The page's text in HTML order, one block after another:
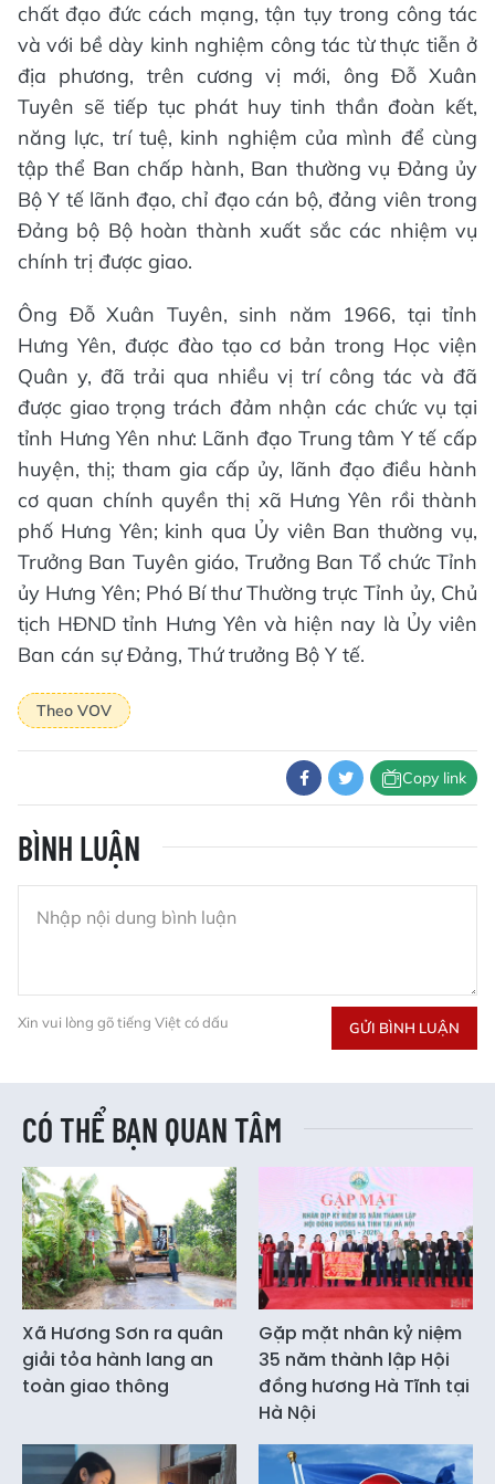
chất đạo đức cách mạng, tận tụy trong công tác
và với bề dày kinh nghiệm công tác từ thực tiễn ở
địa phương, trên cương vị mới, ông Đỗ Xuân
Tuyên sẽ tiếp tục phát huy tinh thần đoàn kết,
năng lực, trí tuệ, kinh nghiệm của mình để cùng
tập thể Ban chấp hành, Ban thường vụ Đảng ủy
Bộ Y tế lãnh đạo, chỉ đạo cán bộ, đảng viên trong
Đảng bộ Bộ hoàn thành xuất sắc các nhiệm vụ
chính trị được giao.
Ông Đỗ Xuân Tuyên, sinh năm 1966, tại tỉnh
Hưng Yên, được đào tạo cơ bản trong Học viện
Quân y, đã trải qua nhiều vị trí công tác và đã
được giao trọng trách đảm nhận các chức vụ tại
tỉnh Hưng Yên như: Lãnh đạo Trung tâm Y tế cấp
huyện, thị; tham gia cấp ủy, lãnh đạo điều hành
cơ quan chính quyền thị xã Hưng Yên rồi thành
phố Hưng Yên; kinh qua Ủy viên Ban thường vụ,
Trưởng Ban Tuyên giáo, Trưởng Ban Tổ chức Tỉnh
ủy Hưng Yên; Phó Bí thư Thường trực Tỉnh ủy, Chủ
tịch HĐND tỉnh Hưng Yên và hiện nay là Ủy viên
Ban cán sự Đảng, Thứ trưởng Bộ Y tế.
Theo VOV
Copy link
BÌNH LUẬN
Xin vui lòng gõ tiếng Việt có dấu GỬI BÌNH LUẬN
CÓ THỂ BẠN QUAN TÂM
Xã Hương Sơn ra quân
giải tỏa hành lang an
toàn giao thông
Gặp mặt nhân kỷ niệm
35 năm thành lập Hội
đồng hương Hà Tĩnh tại
Hà Nội